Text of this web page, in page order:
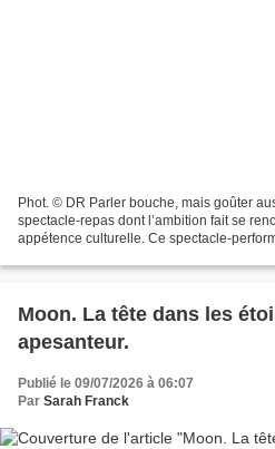
Phot. © DR Parler bouche, mais goûter
spectacle-repas dont l’ambition fait se
appétence culturelle. Ce spectacle-
Moon. La tête dans les
apesanteur.
Publié le 09/07/2026 à 06:07
Par Sarah Franck